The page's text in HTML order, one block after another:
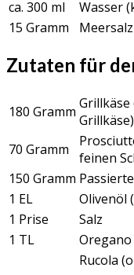
ca. 300 ml
Wasser
15 Gramm
Meersalz
Zutaten für
180 Gramm Grillkäse
Grillkäse)
70 Gramm
feinen
150 Gramm
1 EL
Olivenöl
1 Prise
Salz
1 TL
Rucola